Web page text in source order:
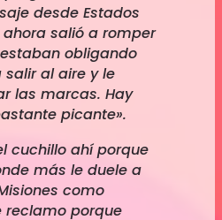
desde Estados
ahora salió a romper
obligando
al aire y le
las marcas. Hay
picante».
cuchillo ahí porque
más le duele a
como
porque